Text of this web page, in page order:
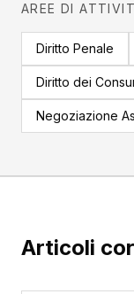
AREE DI
Diritto Penale
Diritto dei
Negoziazione
Articoli